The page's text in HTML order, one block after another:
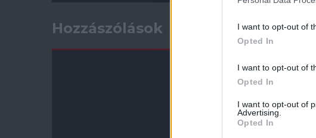
I want to opt-out of
Opted In
I want to opt-out of
Opted In
I want to opt-out of
Advertising.
Opted In
Hozzászólások